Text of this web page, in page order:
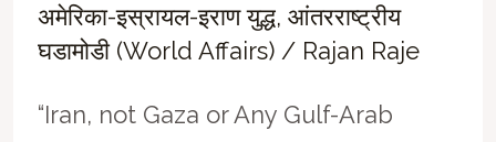
अमेरिका-इस्रायल-इराण युद्ध, आंतरराष्ट्रीय
घडामोडी (World Affairs)/ Rajan Raje
“Iran, not Gaza or Any Gulf-Arab